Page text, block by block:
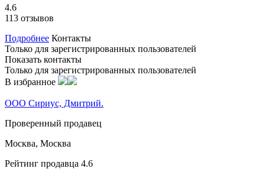
4.6
113 отзывов
Подробнее Контакты
Только для зарегистрированных пользователей
Показать контакты
Только для зарегистрированных пользователей
В избранное
ООО Сириус, Дмитрий.
Проверенный продавец
Москва, Москва
Рейтинг продавца 4.6